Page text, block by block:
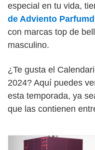
especial en tu vida,
de Adviento
con marcas top de
masculino.
¿Te gusta el
2024? Aquí puedes
esta temporada, ya
que las contienen